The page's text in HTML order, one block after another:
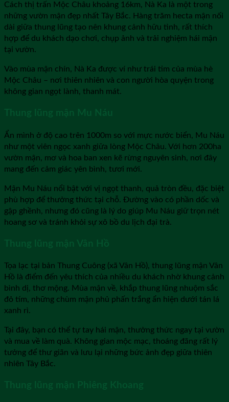
Cách thị trấn Mộc Châu khoảng 16km, Nà Ka là một trong
những vườn mận đẹp nhất Tây Bắc. Hàng trăm hecta mận nối
dài giữa thung lũng tạo nên khung cảnh hữu tình, rất thích
hợp để du khách dạo chơi, chụp ảnh và trải nghiệm hái mận
tại vườn.
Vào mùa mận chín, Nà Ka được ví như trái tim của mùa hè
Mộc Châu – nơi thiên nhiên và con người hòa quyện trong
không gian ngọt lành, thanh mát.
Thung lũng mận Mu Náu
Ẩn mình ở độ cao trên 1000m so với mực nước biển, Mu Náu
như một viên ngọc xanh giữa lòng Mộc Châu. Với hơn 200ha
vườn mận, mơ và hoa ban xen kẽ rừng nguyên sinh, nơi đây
mang đến cảm giác yên bình, tươi mới.
Mận Mu Náu nổi bật với vị ngọt thanh, quả tròn đều, đặc biệt
phù hợp để thưởng thức tại chỗ. Đường vào có phần dốc và
gập ghềnh, nhưng đó cũng là lý do giúp Mu Náu giữ trọn nét
hoang sơ và tránh khỏi sự xô bồ du lịch đại trà.
Thung lũng mận Vân Hồ
Tọa lạc tại bản Thung Cuông (xã Vân Hồ), thung lũng mận Vân
Hồ là điểm đến yêu thích của nhiều du khách nhờ khung cảnh
bình dị, thơ mộng. Mùa mận về, khắp thung lũng nhuộm sắc
đỏ tím, những chùm mận phủ phấn trắng ẩn hiện dưới tán lá
xanh rì.
Tại đây, bạn có thể tự tay hái mận, thưởng thức ngay tại vườn
và mua về làm quà. Không gian mộc mạc, thoáng đãng rất lý
tưởng để thư giãn và lưu lại những bức ảnh đẹp giữa thiên
nhiên Tây Bắc.
Thung lũng mận Phiêng Khoang